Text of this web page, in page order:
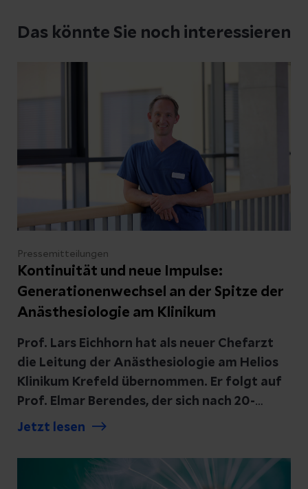
Datenschutzerklärungzur Kenntnis genommen
Abbrechen
Das könnte Sie noch interessieren
Pressemitteilungen
Kontinuität und neue Impulse:
Generationenwechsel an der Spitze der
Anästhesiologie am Klinikum
Prof. Lars Eichhorn hat als neuer Chefarzt
die Leitung der Anästhesiologie am Helios
Klinikum Krefeld übernommen. Er folgt auf
Prof. Elmar Berendes, der sich nach 20-
jähriger Tätigkeit als Chefarzt am Klinikum
Jetzt lesen